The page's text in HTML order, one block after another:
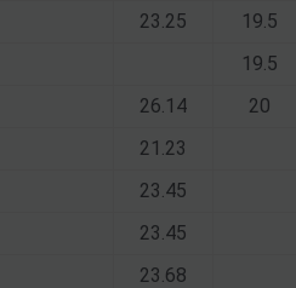
23.25 19.5
19.5
26.14 20
21.23
23.45
23.45
23.68